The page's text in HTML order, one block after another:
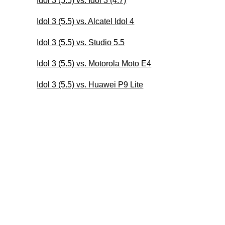
Idol 3 (5.5) vs. Alcatel Idol 4
Idol 3 (5.5) vs. Studio 5.5
Idol 3 (5.5) vs. Motorola Moto E4
Idol 3 (5.5) vs. Huawei P9 Lite